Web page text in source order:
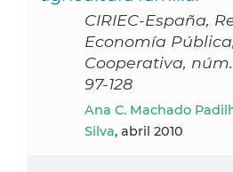
CIRIEC-España,
Economía
Cooperativa, núm.
97-128
Ana C. Machado
Silva, abril 2010